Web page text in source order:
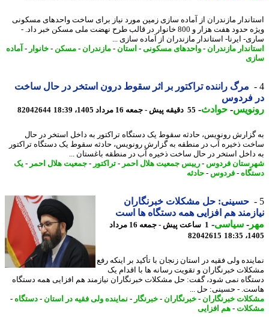
مازندران از آماده سازی زمین مورد نیاز برای ساخت واحدهای مسکونی
ویژه حدود هفت هزار و 800 خانوار در قالب طرح نهضت ملی مسکن خبر داد. -
ایرنا- استاندار مازندران از آماده سازی ...
مازندران- واحدهای مسکونی-استان-مازندران- مسکن-خانوار-آماده
مرگ راننده تراکتور بر اثر سقوط درون استخر در حال ساخت
فردوس
-حوادث -55 دقیقه پیش - جمعه 16 مرداد 1405، 18:39 82042644
رونویس، حادثه سقوط یک دستگاه تراکتور به داخل استخر در حال
ذخیره آب در منطقه به گزارش رونویس، حادثه سقوط یک دستگاه تراکتور
استخر در حال ساخت ذخیره آب در منطقه باغستان ...
فردوس-رییس جمعیت هلال احمر -تراکتور -جمعیت هلال احمر -یک
-فردوس-حادثه
حسینی: حل مشکلات خبرنگاران
هم افزایی همه دستگاه ها است
-سیاسی-
1 ساعت پیش - جمعه 16 مرداد
82042615
ولی فقیه در استان زنجان با تأکید بر اینکه رفع
خبرنگاران و تقویت رسانه ها با اقدام یک
نمی شود، گفت: حل مشکلات خبرنگاران نیازمند هم افزایی همه دستگاه
- حسینی: حل ...
خبرنگاران- خبرنگاران- خبرنگار -نماینده ولی فقیه در استان-دستگاه-
-هم افزایی